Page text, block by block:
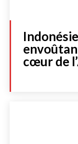
cœur de